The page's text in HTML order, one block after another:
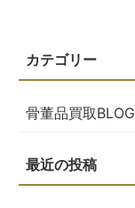
骨董品買取BLOG